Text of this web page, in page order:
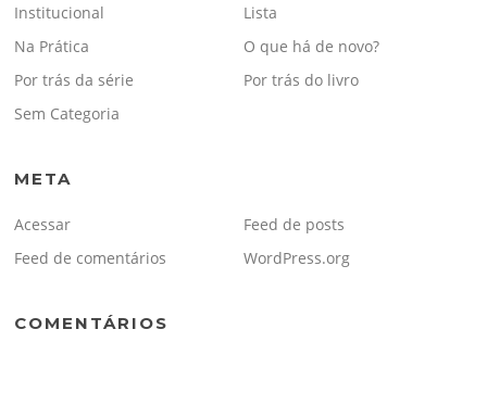
Institucional
Lista
Na Prática
O que há de novo?
Por trás da série
Por trás do livro
Sem Categoria
META
Acessar
Feed de posts
Feed de comentários
WordPress.org
COMENTÁRIOS